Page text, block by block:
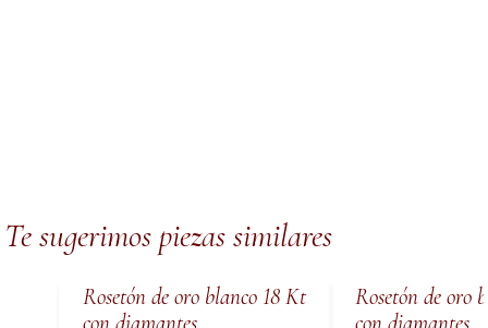
Te sugerimos piezas similares
Rosetón de oro blanco 18 Kt
Rosetón de oro